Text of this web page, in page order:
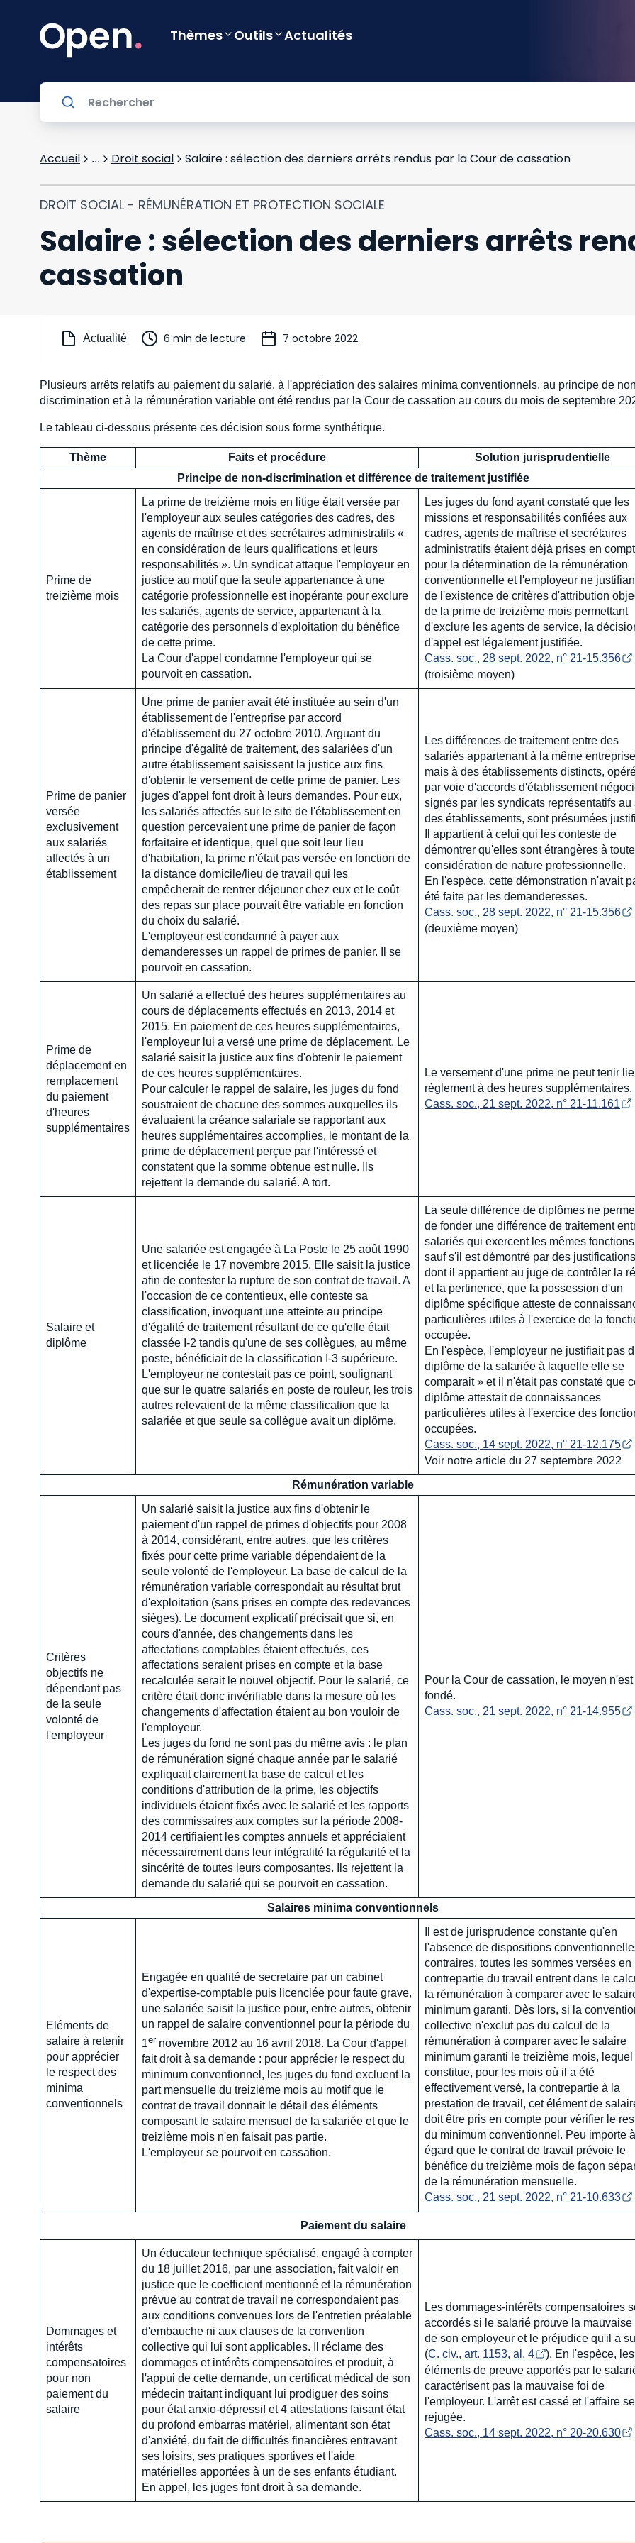
Thèmes Outils Actualités
Accueil ... Droit social Salaire : sélection des derniers arrêts rendus par la Cour de cassation
DROIT SOCIAL - RÉMUNÉRATION ET PROTECTION SOCIALE
Salaire : sélection des derniers arrêts
cassation
Actualité 6 min de lecture 7 octobre 2022
Plusieurs arrêts relatifs au paiement du salarié, à l'appréciation des salaires minima conventionnels, au principe de
discrimination et à la rémunération variable ont été rendus par la Cour de cassation au cours du mois de septembre
Le tableau ci-dessous présente ces décision sous forme synthétique.
Thème Faits et procédure
Solution jurisprudentielle
Principe de non-discrimination et différence de traitement justifiée
Prime de
treizième mois
La prime de treizième mois en litige était versée par
l'employeur aux seules catégories des cadres, des
agents de maîtrise et des secrétaires administratifs «
en considération de leurs qualifications et leurs
responsabilités ». Un syndicat attaque l'employeur en
justice au motif que la seule appartenance à une
catégorie professionnelle est inopérante pour exclure
les salariés, agents de service, appartenant à la
catégorie des personnels d'exploitation du bénéfice
de cette prime.
La Cour d'appel condamne l'employeur qui se
pourvoit en cassation.
Les juges du fond ayant constaté que les
missions et responsabilités confiées aux
cadres, agents de maîtrise et secrétaires
administratifs étaient déjà prises en
pour la détermination de la rémunération
conventionnelle et l'employeur ne
de l'existence de critères d'attribution
de la prime de treizième mois permettant
d'exclure les agents de service, la
d'appel est légalement justifiée.
Cass. soc., 28 sept. 2022, n° 21-15.356
(troisième moyen)
Prime de panier
versée
exclusivement
aux salariés
affectés à un
établissement
Une prime de panier avait été instituée au sein d'un
établissement de l'entreprise par accord
d'établissement du 27 octobre 2010. Arguant du
principe d'égalité de traitement, des salariées d'un
autre établissement saisissent la justice aux fins
d'obtenir le versement de cette prime de panier. Les
juges d'appel font droit à leurs demandes. Pour eux,
les salariés affectés sur le site de l'établissement en
question percevaient une prime de panier de façon
forfaitaire et identique, quel que soit leur lieu
d'habitation, la prime n'était pas versée en fonction de
la distance domicile/lieu de travail qui les
empêcherait de rentrer déjeuner chez eux et le coût
des repas sur place pouvait être variable en fonction
du choix du salarié.
L'employeur est condamné à payer aux
demanderesses un rappel de primes de panier. Il se
pourvoit en cassation.
Les différences de traitement entre des
salariés appartenant à la même entreprise
mais à des établissements distincts,
par voie d'accords d'établissement
signés par les syndicats représentatifs au
des établissements, sont présumées
Il appartient à celui qui les conteste de
démontrer qu'elles sont étrangères à toute
considération de nature professionnelle.
En l'espèce, cette démonstration n'avait
été faite par les demanderesses.
Cass. soc., 28 sept. 2022, n° 21-15.356
(deuxième moyen)
Prime de
déplacement en
remplacement
du paiement
d'heures
supplémentaires
Un salarié a effectué des heures supplémentaires au
cours de déplacements effectués en 2013, 2014 et
2015. En paiement de ces heures supplémentaires,
l'employeur lui a versé une prime de déplacement. Le
salarié saisit la justice aux fins d'obtenir le paiement
de ces heures supplémentaires.
Pour calculer le rappel de salaire, les juges du fond
soustraient de chacune des sommes auxquelles ils
évaluaient la créance salariale se rapportant aux
heures supplémentaires accomplies, le montant de la
prime de déplacement perçue par l'intéressé et
constatent que la somme obtenue est nulle. Ils
rejettent la demande du salarié. A tort.
Le versement d'une prime ne peut tenir
règlement à des heures supplémentaires.
Cass. soc., 21 sept. 2022, n° 21-11.161
Salaire et
diplôme
Une salariée est engagée à La Poste le 25 août 1990
et licenciée le 17 novembre 2015. Elle saisit la justice
afin de contester la rupture de son contrat de travail. A
l'occasion de ce contentieux, elle conteste sa
classification, invoquant une atteinte au principe
d'égalité de traitement résultant de ce qu'elle était
classée I-2 tandis qu'une de ses collègues, au même
poste, bénéficiait de la classification I-3 supérieure.
L'employeur ne contestait pas ce point, soulignant
que sur le quatre salariés en poste de rouleur, les trois
autres relevaient de la même classification que la
salariée et que seule sa collègue avait un diplôme.
La seule différence de diplômes ne
de fonder une différence de traitement
salariés qui exercent les mêmes
sauf s'il est démontré par des justifications
dont il appartient au juge de contrôler la
et la pertinence, que la possession d'un
diplôme spécifique atteste de
particulières utiles à l'exercice de la
occupée.
En l'espèce, l'employeur ne justifiait pas
diplôme de la salariée à laquelle elle se
comparait » et il n'était pas constaté que
diplôme attestait de connaissances
particulières utiles à l'exercice des
occupées.
Cass. soc., 14 sept. 2022, n° 21-12.175
Voir notre article du 27 septembre 2022
Rémunération variable
Critères
objectifs ne
dépendant pas
de la seule
volonté de
l'employeur
Un salarié saisit la justice aux fins d'obtenir le
paiement d'un rappel de primes d'objectifs pour 2008
à 2014, considérant, entre autres, que les critères
fixés pour cette prime variable dépendaient de la
seule volonté de l'employeur. La base de calcul de la
rémunération variable correspondait au résultat brut
d'exploitation (sans prises en compte des redevances
sièges). Le document explicatif précisait que si, en
cours d'année, des changements dans les
affectations comptables étaient effectués, ces
affectations seraient prises en compte et la base
recalculée serait le nouvel objectif. Pour le salarié, ce
critère était donc invérifiable dans la mesure où les
changements d'affectation étaient au bon vouloir de
l'employeur.
Les juges du fond ne sont pas du même avis : le plan
de rémunération signé chaque année par le salarié
expliquait clairement la base de calcul et les
conditions d'attribution de la prime, les objectifs
individuels étaient fixés avec le salarié et les rapports
des commissaires aux comptes sur la période 2008-
2014 certifiaient les comptes annuels et appréciaient
nécessairement dans leur intégralité la régularité et la
sincérité de toutes leurs composantes. Ils rejettent la
demande du salarié qui se pourvoit en cassation.
Pour la Cour de cassation, le moyen
fondé.
Cass. soc., 21 sept. 2022, n° 21-14.955
Salaires minima conventionnels
Eléments de
salaire à retenir
pour apprécier
le respect des
minima
conventionnels
Engagée en qualité de secretaire par un cabinet
d'expertise-comptable puis licenciée pour faute grave,
une salariée saisit la justice pour, entre autres, obtenir
un rappel de salaire conventionnel pour la période du
1er novembre 2012 au 16 avril 2018. La Cour d'appel
fait droit à sa demande : pour apprécier le respect du
minimum conventionnel, les juges du fond excluent la
part mensuelle du treizième mois au motif que le
contrat de travail donnait le détail des éléments
composant le salaire mensuel de la salariée et que le
treizième mois n'en faisait pas partie.
L'employeur se pourvoit en cassation.
Il est de jurisprudence constante qu'en
l'absence de dispositions
contraires, toutes les sommes versées en
contrepartie du travail entrent dans le
la rémunération à comparer avec le
minimum garanti. Dès lors, si la
collective n'exclut pas du calcul de la
rémunération à comparer avec le salaire
minimum garanti le treizième mois, lequel
constitue, pour les mois où il a été
effectivement versé, la contrepartie à la
prestation de travail, cet élément de
doit être pris en compte pour vérifier le
du minimum conventionnel. Peu importe
égard que le contrat de travail prévoie le
bénéfice du treizième mois de façon
de la rémunération mensuelle.
Cass. soc., 21 sept. 2022, n° 21-10.633
Paiement du salaire
Dommages et
intérêts
compensatoires
pour non
paiement du
salaire
Un éducateur technique spécialisé, engagé à compter
du 18 juillet 2016, par une association, fait valoir en
justice que le coefficient mentionné et la rémunération
prévue au contrat de travail ne correspondaient pas
aux conditions convenues lors de l'entretien préalable
d'embauche ni aux clauses de la convention
collective qui lui sont applicables. Il réclame des
dommages et intérêts compensatoires et produit, à
l'appui de cette demande, un certificat médical de son
médecin traitant indiquant lui prodiguer des soins
pour état anxio-dépressif et 4 attestations faisant état
du profond embarras matériel, alimentant son état
d'anxiété, du fait de difficultés financières entravant
ses loisirs, ses pratiques sportives et l'aide
matérielles apportées à un de ses enfants étudiant.
En appel, les juges font droit à sa demande.
Les dommages-intérêts compensatoires
accordés si le salarié prouve la mauvaise
de son employeur et le préjudice qu'il a
(C. civ., art. 1153, al. 4
). En l'espèce,
éléments de preuve apportés par le
caractérisent pas la mauvaise foi de
l'employeur. L'arrêt est cassé et l'affaire
rejugée.
Cass. soc., 14 sept. 2022, n° 20-20.630